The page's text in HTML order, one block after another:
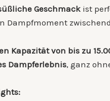
Geschmack ist
Dampfmoment
Kapazität von bis zu
Dampferlebnis, ganz